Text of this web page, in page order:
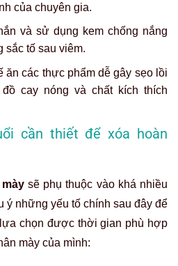
của chuyên gia.
và sử dụng kem chống nắng
sắc tố sau viêm.
ăn các thực phẩm dễ gây sẹo lồi
đồ cay nóng và chất kích thích
cần thiết để xóa hoàn
sẽ phụ thuộc vào khá nhiều
ý những yếu tố chính sau đây để
chọn được thời gian phù hợp
mày của mình: